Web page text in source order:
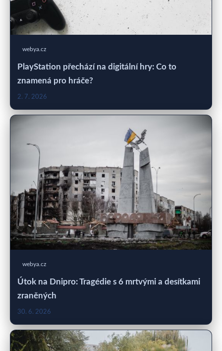
webya.cz
PlayStation přechází na digitální hry: Co to
znamená pro hráče?
2. 7. 2026
webya.cz
Útok na Dnipro: Tragédie s 6 mrtvými a desítkami
zraněných
30. 6. 2026